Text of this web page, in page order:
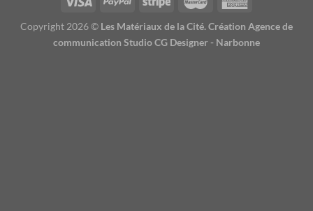
Copyright 2026 © Les Matériaux de la Cité. Création Agence de
communication Studio CG Designer - Narbonne